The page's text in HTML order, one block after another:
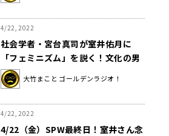
4/22, 2022
社会学者・宮台真司が室井佑月に
「フェミニズム」を説く！文化の男
化が進むと持続可能性が破壊され
る！？
大竹まこと ゴールデンラジオ！
4/22, 2022
4/22（金）SPW最終日！室井さん念